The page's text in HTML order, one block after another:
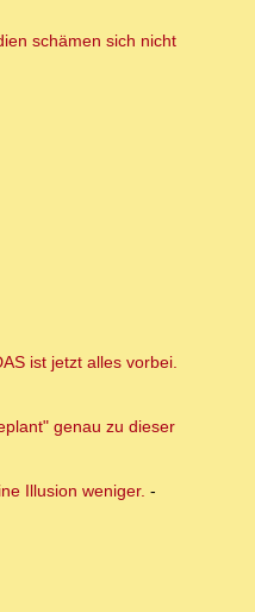
schämen sich nicht
ist jetzt alles vorbei.
genau zu dieser
Illusion weniger. -